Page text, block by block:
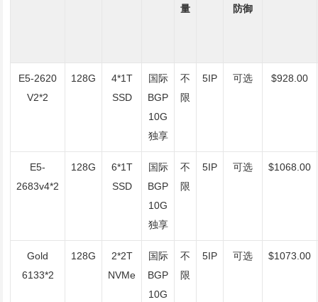
量
防御
E5-2620
V2*2
128G
4*1T
SSD
国际
BGP
10G
独享
不
限
5IP 可选 $928.00
E5-
2683v4*2
128G
6*1T
SSD
国际
BGP
10G
独享
不
限
5IP 可选 $1068.00
Gold
6133*2
128G
2*2T
NVMe
国际
BGP
10G
不
限
5IP 可选 $1073.00